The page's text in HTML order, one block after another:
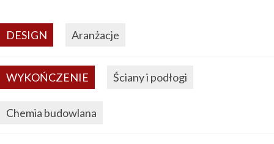
DESIGN Aranżacje
WYKOŃCZENIE Ściany i podłogi
Chemia budowlana